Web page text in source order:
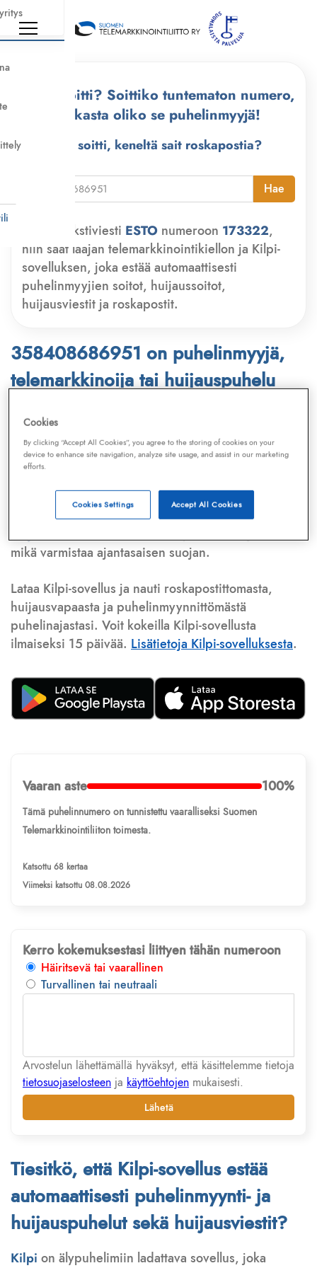
Kuka soitti? Soittiko tuntematon numero,
tarkasta oliko se puhelinmyyjä!
Kuka soitti, keneltä sait roskapostia?
Hae
Lähetä tekstiviesti ESTO numeroon 173322,
niin saat laajan telemarkkinointikiellon ja Kilpi-
sovelluksen, joka estää automaattisesti
puhelinmyyjien soitot, huijaussoitot,
huijausviestit ja roskapostit.
358408686951 on puhelinmyyjä,
telemarkkinoija tai huijauspuhelu
Puhelinnumero
Telemarkkinointiliiton jaKilpi-sovelluksen
tietokannasta, joka kattaa satoja tuhansia
Lisäksi tunnistamme automaattisesti, jos kyseessä on
puhelinhuijarin numero, sähköpostiosoitetai
huijausviesti. Tietokantaamme päivitetään jatkuvasti,
mikä varmistaa ajantasaisen suojan.
Lataa Kilpi-sovellus ja nauti roskapostittomasta,
huijausvapaasta ja puhelinmyynnittömästä
puhelinajastasi. Voit kokeilla Kilpi-sovellusta
ilmaiseksi 15 päivää. Lisätietoja Kilpi-sovelluksesta.
Vaaran aste 100%
Tämä puhelinnumero on tunnistettu vaaralliseksi Suomen
Telemarkkinointiliiton toimesta.
Katsottu 68 kertaa
Viimeksi katsottu 08.08.2026
Kerro kokemuksestasi liittyen tähän numeroon
Häiritsevä tai vaarallinen
Turvallinen tai neutraali
Arvostelun lähettämällä hyväksyt, että käsittelemme tietoja
tietosuojaselosteen ja käyttöehtojen mukaisesti.
Lähetä
Tiesitkö, että Kilpi-sovellus estää
automaattisesti puhelinmyynti- ja
huijauspuhelut sekä huijausviestit?
Kilpi on älypuhelimiin ladattava sovellus, joka
Cookies
By clicking “Accept All Cookies”, you agree to the storing of cookies on your
device to enhance site navigation, analyze site usage, and assist in our marketing
efforts.
Accept All Cookies
Cookies Settings